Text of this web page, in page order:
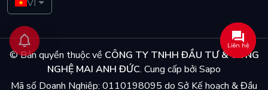
VI
© Bản quyền thuộc về CÔNG TY TNHH ĐẦU TƯ & CÔNG
NGHỆ MAI ANH ĐỨC. Cung cấp bởi Sapo
Mã số Doanh Nghiệp: 0110198095 do Sở Kế hoạch & Đầu
Liên hệ